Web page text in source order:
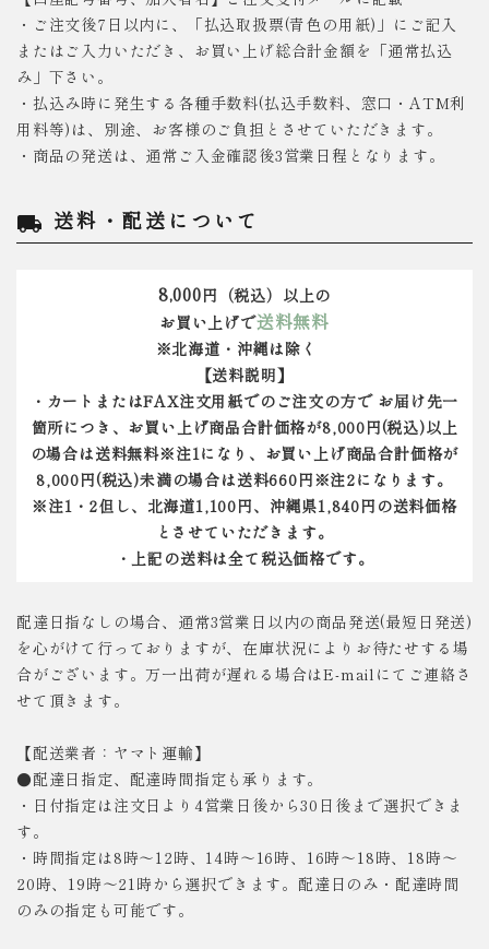
・ご注文後7日以内に、「払込取扱票(青色の用紙)」にご記入
またはご入力いただき、お買い上げ総合計金額を「通常払込
み」下さい。
・払込み時に発生する各種手数料(払込手数料、窓口・ATM利
用料等)は、別途、お客様のご負担とさせていただきます。
・商品の発送は、通常ご入金確認後3営業日程となります。
local_shipping 送料・配送について
8,000円（税込）以上の
お買い上げで送料無料
※北海道・沖縄は除く
【送料説明】
・カートまたはFAX注文用紙でのご注文の方で お届け先一
箇所につき、お買い上げ商品合計価格が8,000円(税込)以上
の場合は送料無料※注1になり、お買い上げ商品合計価格が
8,000円(税込)未満の場合は送料660円※注2になります。
※注1・2但し、北海道1,100円、沖縄県1,840円の送料価格
とさせていただきます。
・上記の送料は全て税込価格です。
配達日指なしの場合、通常3営業日以内の商品発送(最短日発送)
を心がけて行っておりますが、在庫状況によりお待たせする場
合がございます。万一出荷が遅れる場合はE-mailにてご連絡さ
せて頂きます。
【配送業者：ヤマト運輸】
●配達日指定、配達時間指定も承ります。
・日付指定は注文日より4営業日後から30日後まで選択できま
す。
・時間指定は8時～12時、14時～16時、16時～18時、18時～
20時、19時～21時から選択できます。配達日のみ・配達時間
のみの指定も可能です。